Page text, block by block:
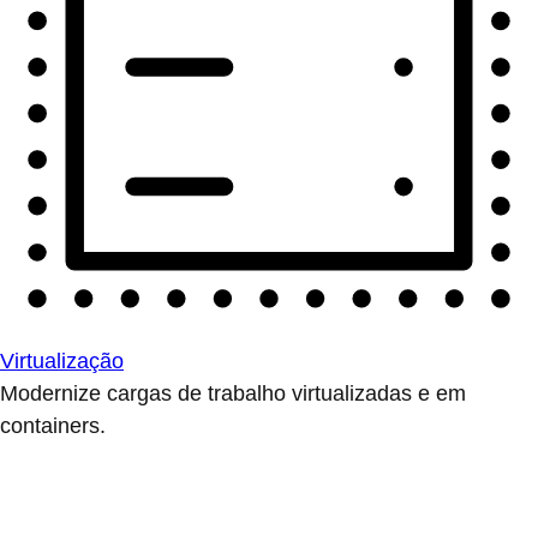
Virtualização
Modernize cargas de trabalho virtualizadas e em
containers.